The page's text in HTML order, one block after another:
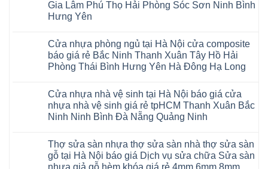
Cần
Thơ
Đà
Đức
Hoài
Đức
Ninh
Phòng
Tứ
Kỳ
Đan
Phượng
Quảng
Ninh
Thanh
Hải
Phòng
Hưng
Yên
Nghệ
An
Quảng
Thọ
Bắc
Ninh
Tuyên
Xuân
Hà
Nội
Từ
Liêm
Đan
Phượng
Bình
Hải
Phòng
Bắc
Ninh
Tuyên
Nguyên
hàng
đầu
đã
định
tại
Việt
Nam
Fukione
giả
gỗ
4mm
6mm
đế
cao
su
nhựa
Glotex
và
composite
giả
vân
gỗ
tạo
sang
trọng
Gia Lâm Phú Thọ Hải Phòng Sóc Sơn Ninh Bình
Hưng Yên
bình
luận
ở
Sàn
4mm
giá
bao
nhiêu
Sàn
Glotex
có
Cửa nhựa phòng ngủ tại Hà Nội cửa composite
báo giá rẻ Bắc Ninh Thanh Xuân Tây Hồ Hải
Phòng Thái Bình Hưng Yên Hà Đông Hạ Long
bình
luận
ở
Cửa
ngủ
tại
Hà
Nội
Cửa nhựa nhà vệ sinh tại Hà Nội báo giá cửa
nhựa nhà vệ sinh giá rẻ tpHCM Thanh Xuân Bắc
Ninh Ninh Bình Đà Nẵng Quảng Ninh
bình
luận
ở
Cửa
Thợ sửa sàn nhựa thợ sửa sàn nhà thợ sửa sàn
gỗ tại Hà Nội báo giá Dịch vụ sửa chữa Sửa sàn